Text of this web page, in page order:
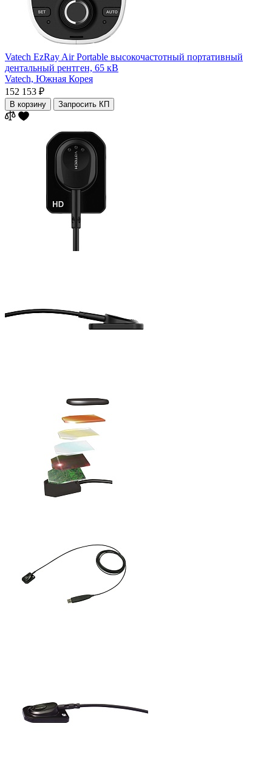
Vatech EzRay Air Portable высокочастотный портативный
дентальный рентген, 65 кВ
Vatech, Южная Корея
152 153 ₽
В корзину Запросить КП